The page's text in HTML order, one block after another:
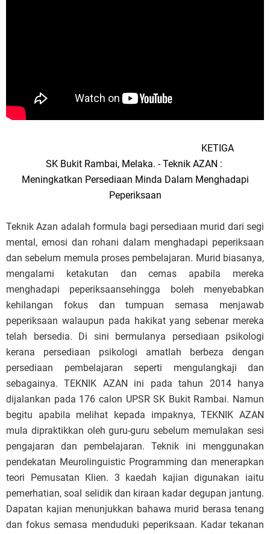
KETIGA
SK Bukit Rambai, Melaka. - Teknik AZAN :
Meningkatkan Persediaan Minda Dalam Menghadapi
Peperiksaan
Teknik Azan adalah formula bagi persediaan murid dari segi
mental, emosi dan rohani dalam menghadapi peperiksaan
dan sebelum memula proses pembelajaran. Murid biasanya,
mengalami ketakutan dan cemas apabila mereka
menghadapi peperiksaansehingga boleh menyebabkan
kehilangan fokus dan tumpuan semasa menjawab
peperiksaan walaupun pada hakikat yang sebenar mereka
telah bersedia. Di sini bermulanya persediaan psikologi
kerana persediaan psikologi amatlah berbeza dengan
persediaan pembelajaran seperti mengulangkaji dan
sebagainya. TEKNIK AZAN ini pada tahun 2014 hanya
dijalankan pada 176 calon UPSR SK Bukit Rambai. Namun
begitu apabila melihat kepada impaknya, TEKNIK AZAN
mula dipraktikkan oleh guru-guru sebelum memulakan sesi
pengajaran dan pembelajaran. Teknik ini menggunakan
pendekatan Meurolinguistic Programming dan menerapkan
teori Pemusatan Klien. 3 kaedah kajian digunakan iaitu
pemerhatian, soal selidik dan kiraan kadar degupan jantung.
Dapatan kajian menunjukkan bahawa murid berasa tenang
dan fokus semasa menduduki peperiksaan. Kadar tekanan